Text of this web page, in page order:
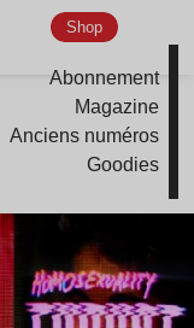
Shop
Abonnement
Magazine
Anciens numéros
Goodies